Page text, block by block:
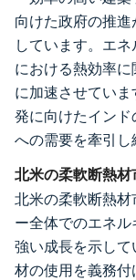
向けた政府の推
しています。エ
における熱効率
に加速させてい
発に向けたイン
への需要を牽引し
北米の柔軟断熱材
北米の柔軟断熱
ー全体でのエネル
強い成長を示し
材の使用を義務